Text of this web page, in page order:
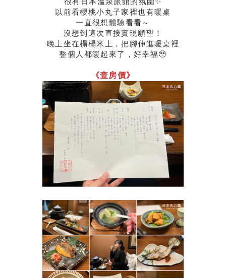
以前看櫻桃小丸子家裡也有暖桌
一直很想體驗看看～
沒想到這次直接實現願望！
晚上坐在榻榻米上，把腳伸進暖桌裡
整個人都暖起來了，好幸福🥹
《查房價》